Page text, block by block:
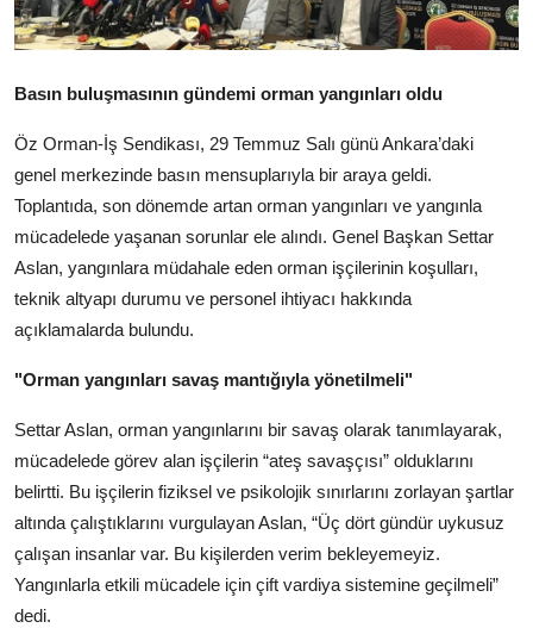
Basın buluşmasının gündemi orman yangınları oldu
Öz Orman-İş Sendikası, 29 Temmuz Salı günü Ankara’daki
genel merkezinde basın mensuplarıyla bir araya geldi.
Toplantıda, son dönemde artan orman yangınları ve yangınla
mücadelede yaşanan sorunlar ele alındı. Genel Başkan Settar
Aslan, yangınlara müdahale eden orman işçilerinin koşulları,
teknik altyapı durumu ve personel ihtiyacı hakkında
açıklamalarda bulundu.
"Orman yangınları savaş mantığıyla yönetilmeli"
Settar Aslan, orman yangınlarını bir savaş olarak tanımlayarak,
mücadelede görev alan işçilerin “ateş savaşçısı” olduklarını
belirtti. Bu işçilerin fiziksel ve psikolojik sınırlarını zorlayan şartlar
altında çalıştıklarını vurgulayan Aslan, “Üç dört gündür uykusuz
çalışan insanlar var. Bu kişilerden verim bekleyemeyiz.
Yangınlarla etkili mücadele için çift vardiya sistemine geçilmeli”
dedi.